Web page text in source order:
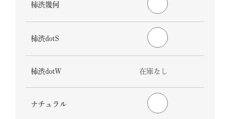
柿渋幾何
柿渋dotS
柿渋dotW 在庫なし
ナチュラル